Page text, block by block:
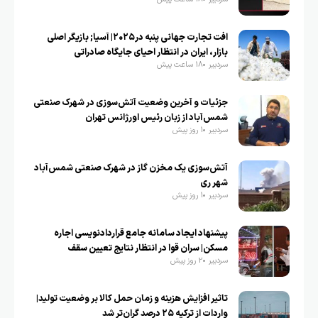
افت تجارت جهانی پنبه در۲۰۲۵| آسیا; بازیگر اصلی
بازار، ایران در انتظار احیای جایگاه صادراتی
سردبیر 18 ساعت پیش
جزئیات و آخرین وضعیت آتش‌سوزی در شهرک صنعتی
شمس‌آباد از زبان رئیس اورژانس تهران
سردبیر 1 روز پیش
آتش‌سوزی یک مخزن گاز در شهرک صنعتی شمس‌آباد
شهر ری
سردبیر 1 روز پیش
پیشنهاد ایجاد سامانه جامع قراردادنویسی اجاره
مسکن| سران قوا در انتظار نتایج تعیین سقف
سردبیر 2 روز پیش
تاثیر افزایش هزینه و زمان حمل کالا بر وضعیت تولید|
واردات از ترکیه ۲۵ درصد گران‌تر شد